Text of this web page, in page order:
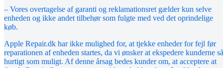
– Vores overtagelse af garanti og reklamationsret gælder kun selve
enheden og ikke andet tilbehør som fulgte med ved det oprindelige
køb.
Apple Repair.dk har ikke mulighed for, at tjekke enheder for fejl før
reparationen af enheden startes, da vi ønsker at ekspedere kunderne så
hurtigt som muligt. Af denne årsag bedes kunder om, at acceptere at